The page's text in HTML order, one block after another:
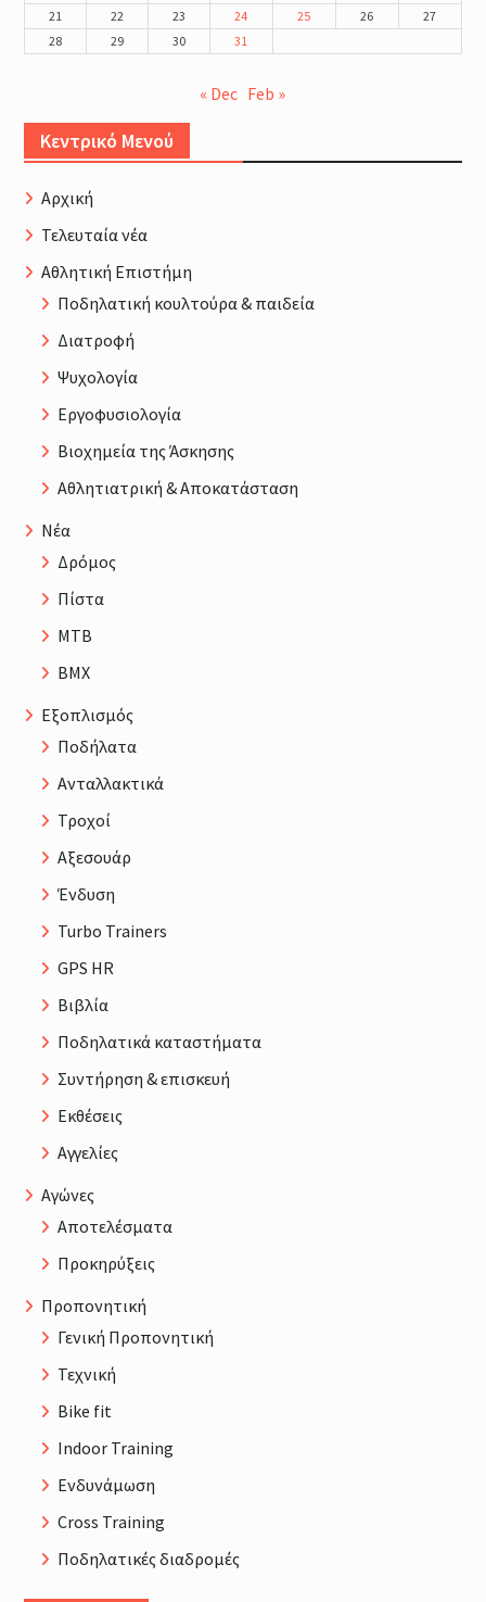
21 22 23 24 25 26
27
28
29 30 31
« Dec Feb »
Κεντρικό Μενού
Αρχική
Τελευταία νέα
Αθλητική Επιστήμη
Ποδηλατική κουλτούρα & παιδεία
Διατροφή
Ψυχολογία
Εργοφυσιολογία
Βιοχημεία της Άσκησης
Αθλητιατρική & Αποκατάσταση
Νέα
Δρόμος
Πίστα
MTB
BMX
Εξοπλισμός
Ποδήλατα
Ανταλλακτικά
Τροχοί
Αξεσουάρ
Ένδυση
Turbo Trainers
GPS HR
Βιβλία
Ποδηλατικά καταστήματα
Συντήρηση & επισκευή
Εκθέσεις
Αγγελίες
Αγώνες
Αποτελέσματα
Προκηρύξεις
Προπονητική
Γενική Προπονητική
Τεχνική
Bike fit
Indoor Training
Ενδυνάμωση
Cross Training
Ποδηλατικές διαδρομές